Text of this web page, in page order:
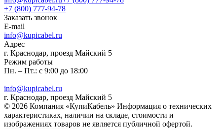
+7 (800) 777-94-78
Заказать звонок
E-mail
info@kupicabel.ru
Адрес
г. Краснодар, проезд Майский 5
Режим работы
Пн. – Пт.: с 9:00 до 18:00
info@kupicabel.ru
г. Краснодар, проезд Майский 5
© 2026 Компания «КупиКабель» Информация о технических
характеристиках, наличии на складе, стоимости и
изображениях товаров не является публичной офертой.